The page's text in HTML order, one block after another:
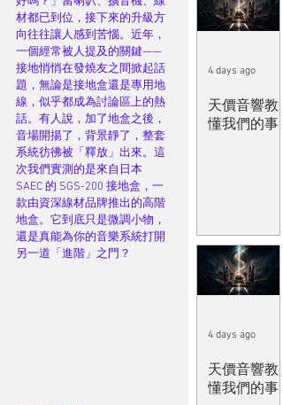
材都已到位，接下來的升級方
向往往讓人感到苦惱。近年，
一個經常被人提及的關鍵——
接地悄悄在發燒友之間掀起話
題，無論是接地盒還是專用地
線，似乎都成為討論區上的熱
話。有人說，加了地盒之後，
音場開揚了，背景靜了，整套
系統彷彿被「釋放」出來。這
次我們實測的是來自日本
SAEC 的 SGS-200 接地盒，一
款由資深線材品牌推出的高階
地盒。它到底只是微調小物，
還是真能為你的音樂系統打開
另一道「進階」之門？
天價音響教
懂我們的事
4 days ago
天價音響教
懂我們的事
4 days ago